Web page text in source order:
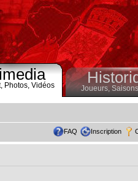
Photos, Vidéos Joueurs,
FAQ Inscription